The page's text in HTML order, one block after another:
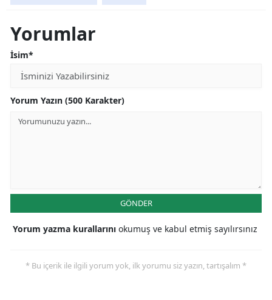
Yorumlar
İsim*
Yorum Yazın (500 Karakter)
GÖNDER
Yorum yazma kurallarını okumuş ve kabul etmiş sayılırsınız
* Bu içerik ile ilgili yorum yok, ilk yorumu siz yazın, tartışalım *